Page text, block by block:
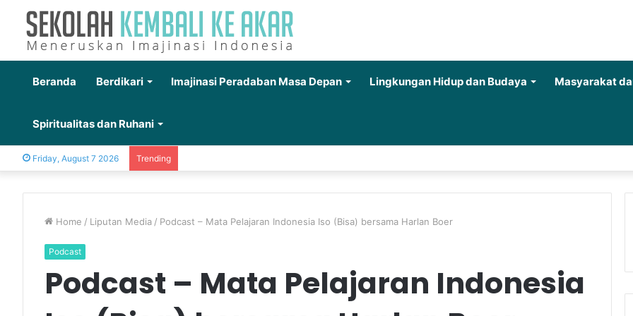
Beranda Berdikari Imajinasi Peradaban Masa Depan Lingkungan Hidup dan Budaya Masyarakat
Spiritualitas dan Ruhani
Friday, August 7 2026 Trending
Home / Liputan Media / Podcast – Mata Pelajaran Indonesia Iso (Bisa) bersama Harlan Boer
Podcast
Podcast – Mata Pelajaran Indonesia